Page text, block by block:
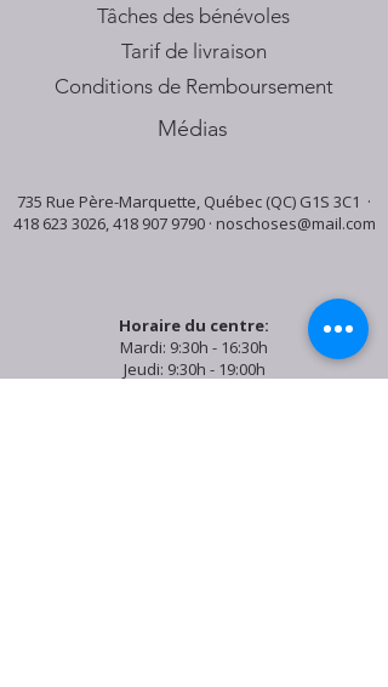
Tâches des bénévoles
Tarif de livraison
Conditions de Remboursement
Médias
735 Rue Père-Marquette, Québec (QC) G1S 3C1 ·
418 623 3026,418 907 9790· noschoses@mail.com
Horaire du centre:
Mardi: 9:30h - 16:30h
Jeudi: 9:30h - 19:00h